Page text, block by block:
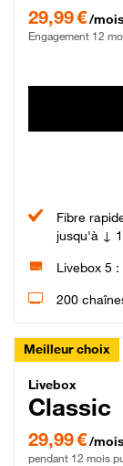
29,99 €/mois
Engagement 12
Fibre
jusqu'à ↓
Livebox 5 :
200
Meilleur choix
Livebox
Livebox
Classic
29,99 € par mois
29,99 €/mois
pendant 12 mois